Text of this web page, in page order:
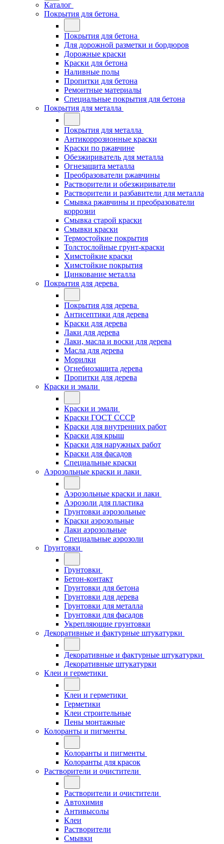
Каталог
Покрытия для бетона
Покрытия для бетона
Для дорожной разметки и бордюров
Дорожные краски
Краски для бетона
Наливные полы
Пропитки для бетона
Ремонтные материалы
Специальные покрытия для бетона
Покрытия для металла
Покрытия для металла
Антикоррозионные краски
Краски по ржавчине
Обезжириватель для металла
Огнезащита металла
Преобразователи ржавчины
Растворители и обезжириватели
Растворители и разбавители для металла
Смывка ржавчины и преобразователи
коррозии
Смывка старой краски
Смывки краски
Термостойкие покрытия
Толстослойные грунт-краски
Химстойкие краски
Химстойкие покрытия
Цинкование металла
Покрытия для дерева
Покрытия для дерева
Антисептики для дерева
Краски для дерева
Лаки для дерева
Лаки, масла и воски для дерева
Масла для дерева
Морилки
Огнебиозащита дерева
Пропитки для дерева
Краски и эмали
Краски и эмали
Краски ГОСТ СССР
Краски для внутренних работ
Краски для крыш
Краски для наружных работ
Краски для фасадов
Специальные краски
Аэрозольные краски и лаки
Аэрозольные краски и лаки
Аэрозоли для пластика
Грунтовки аэрозольные
Краски аэрозольные
Лаки аэрозольные
Специальные аэрозоли
Грунтовки
Грунтовки
Бетон-контакт
Грунтовки для бетона
Грунтовки для дерева
Грунтовки для металла
Грунтовки для фасадов
Укрепляющие грунтовки
Декоративные и фактурные штукатурки
Декоративные и фактурные штукатурки
Декоративные штукатурки
Клеи и герметики
Клеи и герметики
Герметики
Клеи строительные
Пены монтажные
Колоранты и пигменты
Колоранты и пигменты
Колоранты для красок
Растворители и очистители
Растворители и очистители
Автохимия
Антивысолы
Клеи
Растворители
Смывки